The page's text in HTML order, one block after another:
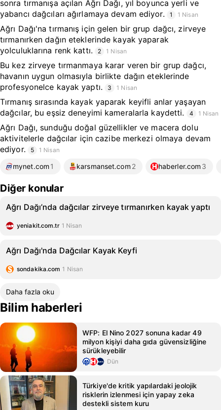
sonra tırmanışa açılan Ağrı Dağı, yıl boyunca yerli ve
yabancı dağcıları ağırlamaya devam ediyor.
1 1 Nisan
Ağrı Dağı'na tırmanış için gelen bir grup dağcı, zirveye
tırmanırken dağın eteklerinde kayak yaparak
yolculuklarına renk kattı.
2 1 Nisan
Bu kez zirveye tırmanmaya karar veren bir grup dağcı,
havanın uygun olmasıyla birlikte dağın eteklerinde
profesyonelce kayak yaptı.
3 1 Nisan
Tırmanış sırasında kayak yaparak keyifli anlar yaşayan
dağcılar, bu eşsiz deneyimi kameralarla kaydetti.
4 1 Nisan
Ağrı Dağı, sunduğu doğal güzellikler ve macera dolu
aktivitelerle dağcılar için cazibe merkezi olmaya devam
ediyor.
5 1 Nisan
mynet.com 1 karsmanset.com 2 haberler.com 3
Diğer konular
Ağrı Dağı’nda dağcılar zirveye tırmanırken kayak yaptı
yeniakit.com.tr 1 Nisan
Ağrı Dağı'nda Dağcılar Kayak Keyfi
sondakika.com 1 Nisan
Daha fazla oku
Bilim haberleri
WFP: El Nino 2027 sonuna kadar 49
milyon kişiyi daha gıda güvensizliğine
sürükleyebilir
Dün
Türkiye'de kritik yapılardaki jeolojik
risklerin izlenmesi için yapay zeka
destekli sistem kuru